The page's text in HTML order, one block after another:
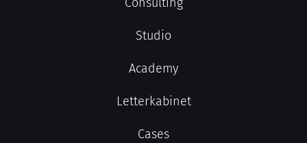
Studio
Academy
Letterkabinet
Cases